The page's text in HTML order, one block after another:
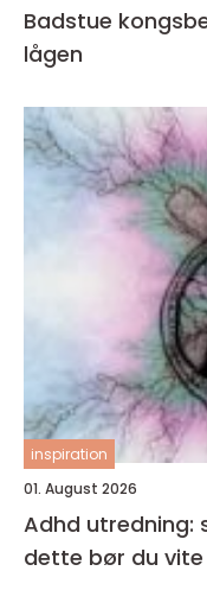
Badstue kongsberg moderne
lågen
inspiration
01. August 2026
Adhd utredning:
dette bør du vite